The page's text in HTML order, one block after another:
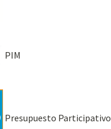
PIM
Presupuesto Participativo